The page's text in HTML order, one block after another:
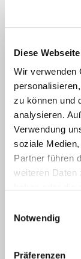
Diese
Wir verwenden
zu können und
analysieren.
Verwendung
soziale
Partner führen
weiteren Daten
Notwendig
Präferenzen
nicht
der
Methoden
scharfe
Einst
Hauswarts
Nacht
sorgen. Ich
als mit